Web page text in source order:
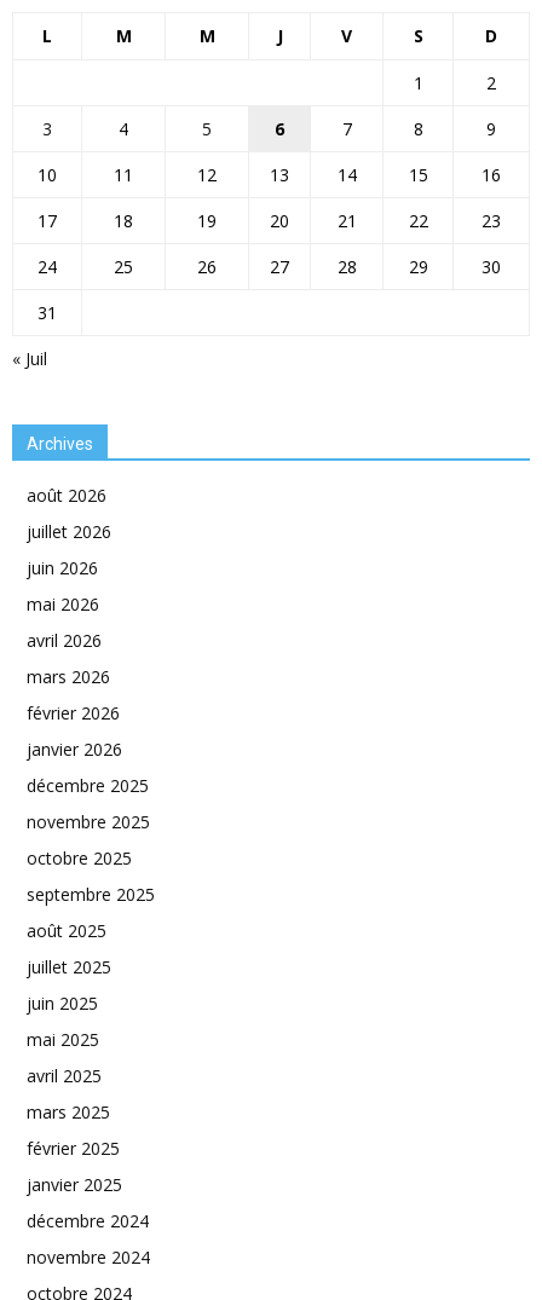
L M M J V S D
« Juil
1
2
3
4 5 6 7 8
9
10
11 12 13 14 15
16
17
18 19 20 21 22
23
24
25 26 27 28 29
30
31
Archives
août 2026
juillet 2026
juin 2026
mai 2026
avril 2026
mars 2026
février 2026
janvier 2026
décembre 2025
novembre 2025
octobre 2025
septembre 2025
août 2025
juillet 2025
juin 2025
mai 2025
avril 2025
mars 2025
février 2025
janvier 2025
décembre 2024
novembre 2024
octobre 2024